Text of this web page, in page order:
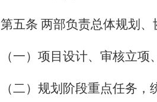
第五条 两部负责总体规划、
（一）项目设计、审核立项
（二）规划阶段重点任务，